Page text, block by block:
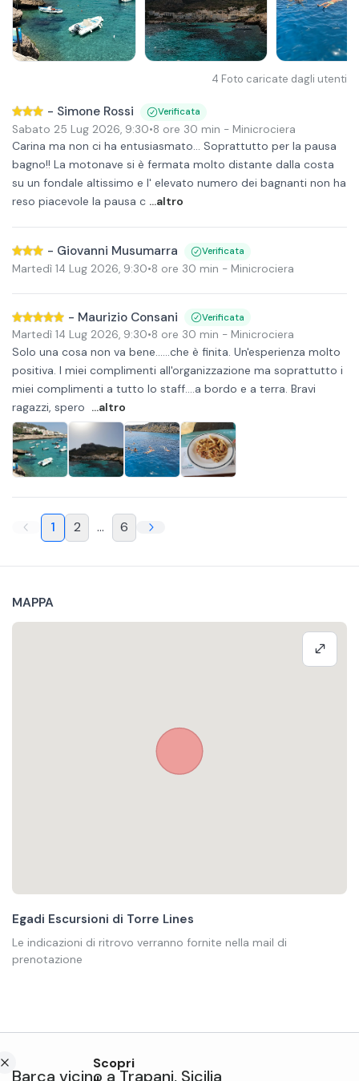
4 Foto caricate dagli utenti
- Simone Rossi Verificata
Sabato 25 Lug 2026, 9:30•8 ore 30 min - Minicrociera
Carina ma non ci ha entusiasmato... Soprattutto per la pausa
bagno!! La motonave si è fermata molto distante dalla costa
su un fondale altissimo e l' elevato numero dei bagnanti non ha
reso piacevole la pausa c ...altro
- Giovanni Musumarra Verificata
Martedì 14 Lug 2026, 9:30•8 ore 30 min - Minicrociera
- Maurizio Consani Verificata
Martedì 14 Lug 2026, 9:30•8 ore 30 min - Minicrociera
Solo una cosa non va bene......che è finita. Un'esperienza molto
positiva. I miei complimenti all'organizzazione ma soprattutto i
miei complimenti a tutto lo staff....a bordo e a terra. Bravi
ragazzi, spero ...altro
1 2 ... 6
MAPPA
Egadi Escursioni di Torre Lines
Le indicazioni di ritrovo verranno fornite nella mail di
prenotazione
Barca vicino aTrapani, Sicilia
Scopri